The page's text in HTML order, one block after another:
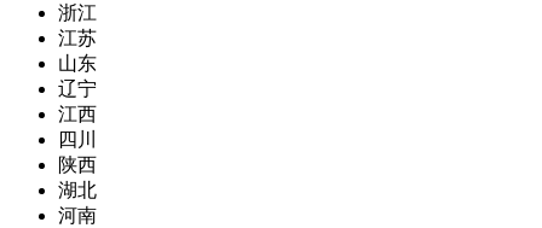
浙江
江苏
山东
辽宁
江西
四川
陕西
湖北
河南